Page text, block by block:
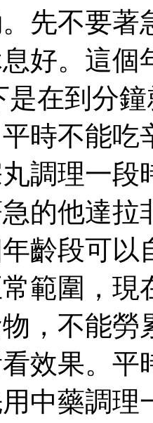
先不要
好。這
是在到分
時不能吃
調理一
的他達拉
齡段可以
範圍，現
，不能勞
效果。平
中藥調理